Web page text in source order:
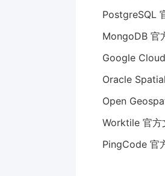
PostgreSQL
MongoDB 官
Google
Oracle
Open
Worktile 官
PingCode 官